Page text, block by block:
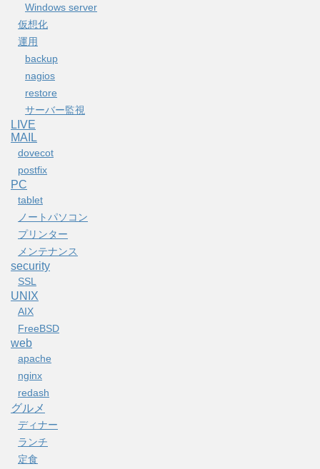
Windows server
仮想化
運用
backup
nagios
restore
サーバー監視
LIVE
MAIL
dovecot
postfix
PC
tablet
ノートパソコン
プリンター
メンテナンス
security
SSL
UNIX
AIX
FreeBSD
web
apache
nginx
redash
グルメ
ディナー
ランチ
定食